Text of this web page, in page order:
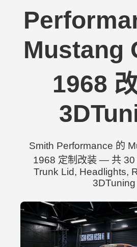
Mustang
1968
Smith Performance 的
1968 定制改装 — 共 30
Trunk Lid, Headlights,
3DTuning